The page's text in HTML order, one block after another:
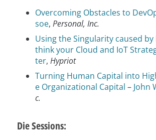
Overcoming Obstacles to
soe, Personal, Inc.
Using the Singularity caused
think your Cloud and IoT
ter, Hypriot
Turning Human Capital into
e Organizational Capital – John
c.
Die Sessions: